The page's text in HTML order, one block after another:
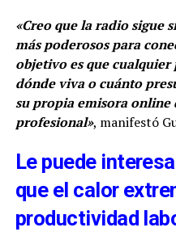
«Creo que la radio sigue
más poderosos para
objetivo es que
dónde viva o cuánto
su propia emisora online
profesional», manifestó
Le puede
que el calor
productividad